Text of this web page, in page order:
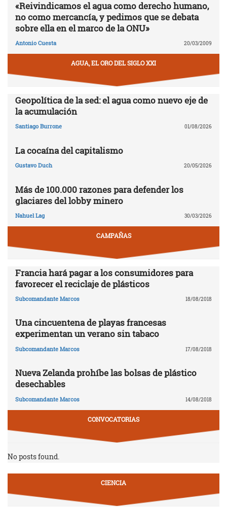
«Reivindicamos el agua como derecho humano,
no como mercancía, y pedimos que se debata
sobre ella en el marco de la ONU»
Antonio Cuesta 20/03/2009
AGUA, EL ORO DEL SIGLO XXI
Geopolítica de la sed: el agua como nuevo eje de
la acumulación
Santiago Burrone 01/08/2026
La cocaína del capitalismo
Gustavo Duch 20/05/2026
Más de 100.000 razones para defender los
glaciares del lobby minero
Nahuel Lag 30/03/2026
CAMPAÑAS
Francia hará pagar a los consumidores para
favorecer el reciclaje de plásticos
Subcomandante Marcos 18/08/2018
Una cincuentena de playas francesas
experimentan un verano sin tabaco
Subcomandante Marcos 17/08/2018
Nueva Zelanda prohíbe las bolsas de plástico
desechables
Subcomandante Marcos 14/08/2018
CONVOCATORIAS
No posts found.
CIENCIA